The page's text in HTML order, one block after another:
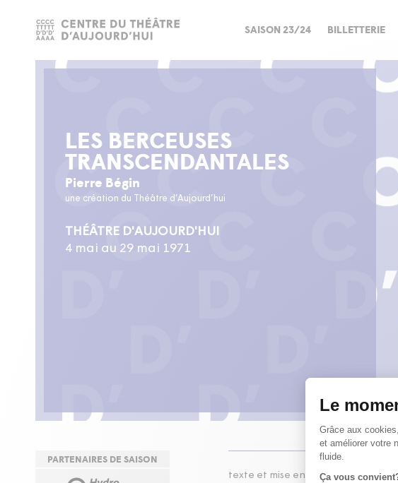
SAISON 23/24 BILLETTERIE
LES BERCEUSES
TRANSCENDANTALES
Pierre Bégin
une création du Théâtre d’Aujourd’hui
THÉÂTRE D'AUJOURD'HUI
4 mai au 29 mai 1971
PARTENAIRES DE SAISON
texte et mise en scènePierre Bégin